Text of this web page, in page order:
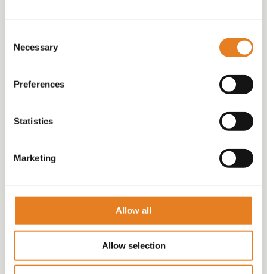
Selection
Necessary
Preferences
Statistics
Marketing
Allow all
Allow selection
PARTY-VEGA-BITES ( incl mooie schaal)